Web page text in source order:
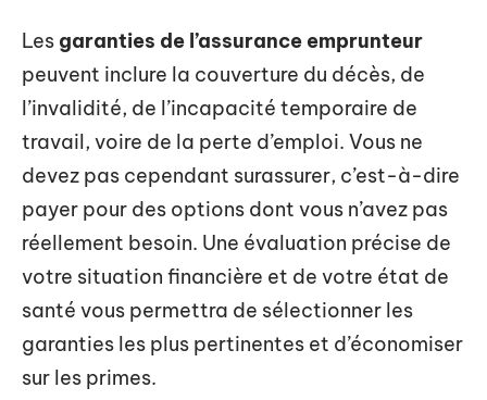
Les garanties de l’assurance emprunteur
peuvent inclure la couverture du décès, de
l’invalidité, de l’incapacité temporaire de
travail, voire de la perte d’emploi. Vous ne
devez pas cependant surassurer, c’est-à-dire
payer pour des options dont vous n’avez pas
réellement besoin. Une évaluation précise de
votre situation financière et de votre état de
santé vous permettra de sélectionner les
garanties les plus pertinentes et d’économiser
sur les primes.